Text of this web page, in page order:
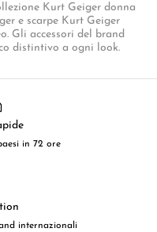
Kurt Geiger donna
e scarpe Kurt Geiger
Gli accessori del brand
distintivo a ogni look.
in 72 ore
internazionali